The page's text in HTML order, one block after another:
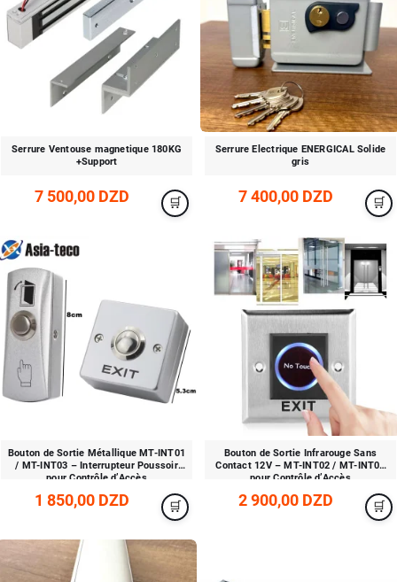
Serrure Ventouse magnetique 180KG
+Support
7 500,00 DZD
Serrure Electrique ENERGICAL Solide
gris
7 400,00 DZD
Bouton de Sortie Métallique MT-INT01
/ MT-INT03 – Interrupteur Poussoir
pour Contrôle d’Accès
1 850,00 DZD
Bouton de Sortie Infrarouge Sans
Contact 12V – MT-INT02 / MT-INT05
pour Contrôle d’Accès
2 900,00 DZD